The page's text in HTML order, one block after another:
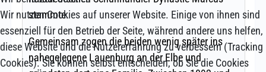
Wir nutzen Cookies auf unserer Website. Einige von ihnen sind
essenziell für den Betrieb der Seite, während andere uns helfen,
diese Website und die Nutzererfahrung zu verbessern (Tracking
Cookies). Sie können selbst entscheiden, ob Sie die Cookies